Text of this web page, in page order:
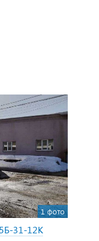
1 фото
31-12К